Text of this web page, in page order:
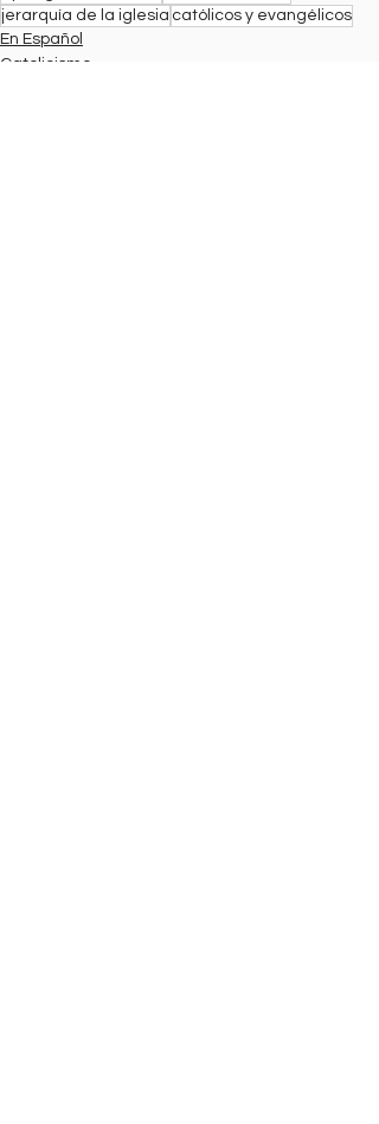
jerarquía de la iglesia católicos y evangélicos
En Español
Catolicismo